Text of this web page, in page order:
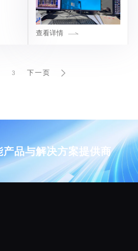
时需
以工业串行总线协议为
查看详情
3 下一页
品与解决方案提供商